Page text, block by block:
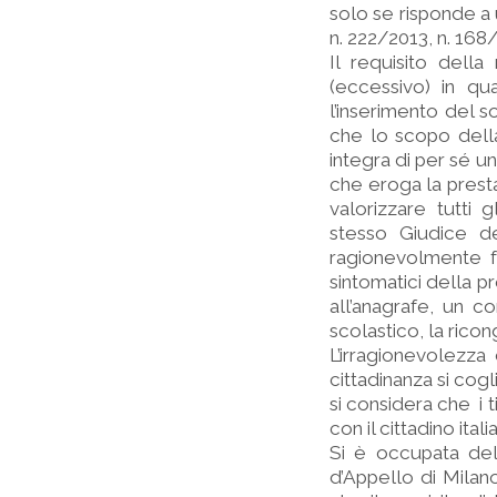
solo se risponde a
n. 222/2013, n.
Il requisito della
(eccessivo) in
l’inserimento del
che lo scopo
integra di per sé
che eroga la
valorizzare tutti
stesso Giudice
ragionevolmente
sintomatici della
all’anagrafe, un
scolastico, la
cittadinanza si
si considera che i
con il cittadino
Si è occupata
d’Appello di